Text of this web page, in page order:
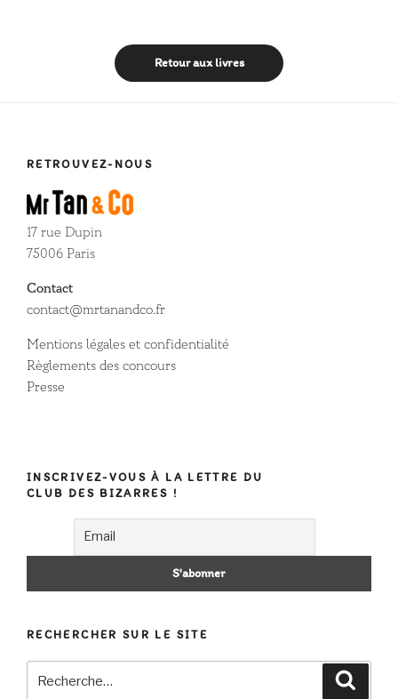
Retour aux livres
RETROUVEZ-NOUS
17 rue Dupin
75006 Paris
Contact
contact@mrtanandco.fr
Mentions légales et confidentialité
Règlements des concours
Presse
INSCRIVEZ-VOUS À LA LETTRE DU
CLUB DES BIZARRES !
RECHERCHER SUR LE SITE